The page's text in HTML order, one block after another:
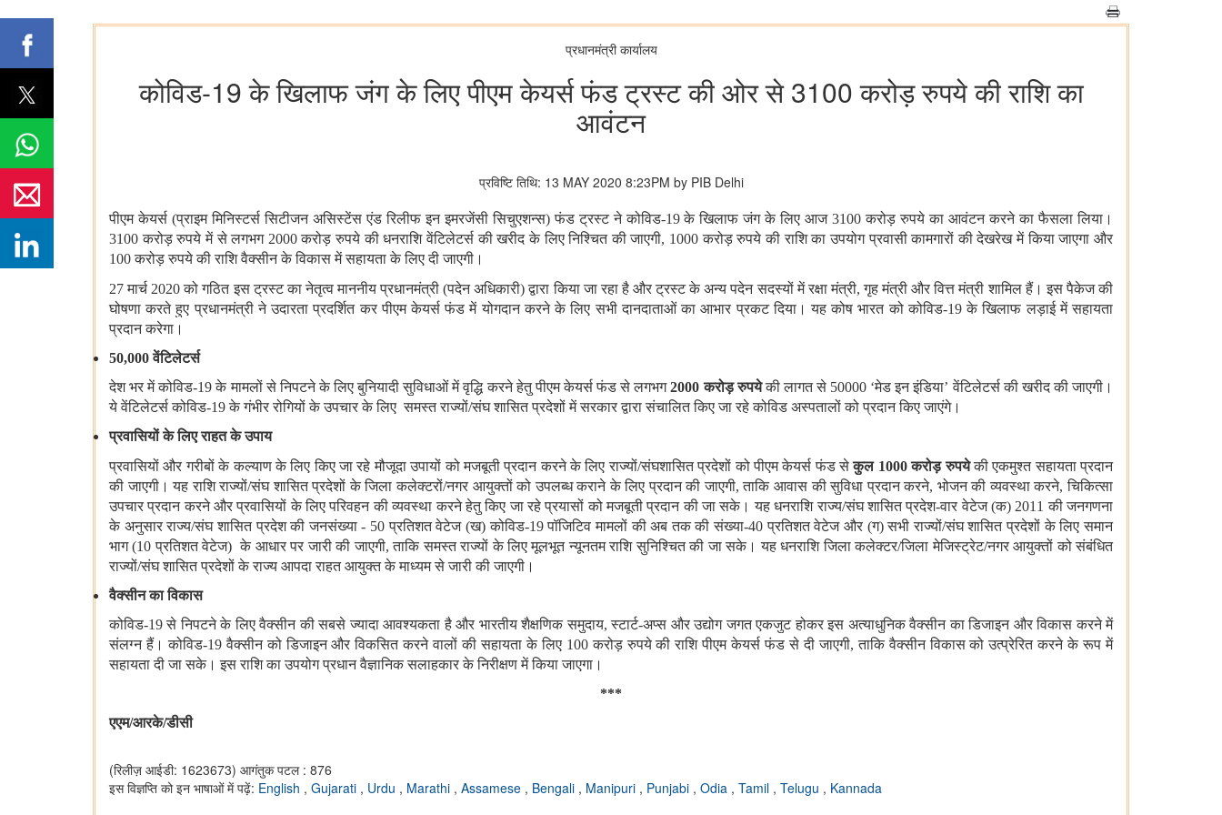
प्रधानमंत्री कार्यालय
कोविड-19 के खिलाफ जंग के लिए पीएम केयर्स फंड ट्रस्‍ट की ओर से 3100 करोड़ रुपये की राशि का
आवंटन
प्रविष्टि तिथि: 13 MAY 2020 8:23PM by PIB Delhi
पीएम केयर्स (प्राइम मिनिस्‍टर्स सिटीजन असिस्‍टेंस एंड रिलीफ इन इमरजेंसी सिचुएशन्‍स) फंड ट्रस्‍ट ने कोविड-19 के खिलाफ जंग के लिए आज 3100 करोड़ रुपये का आवंटन करने का फैसला लिया।
3100 करोड़ रुपये में से लगभग 2000 करोड़ रुपये की धनराशि वेंटिलेटर्स की खरीद के लिए निश्चित की जाएगी, 1000 करोड़ रुपये की राशि का उपयोग प्रवासी कामगारों की देखरेख में किया जाएगा और
100 करोड़ रुपये की राशि वैक्‍सीन के विकास में सहायता के लिए दी जाएगी।
27 मार्च 2020 को गठित इस ट्रस्ट का नेतृत्व माननीय प्रधानमंत्री (पदेन अधिकारी) द्वारा किया जा रहा है और ट्रस्ट के अन्य पदेन सदस्यों में रक्षा मंत्री, गृह मंत्री और वित्त मंत्री शामिल हैं। इस पैकेज की
घोषणा करते हुए प्रधानमंत्री ने उदारता प्रदर्शित कर पीएम केयर्स फंड में योगदान करने के लिए सभी दानदाताओं का आभार प्रकट दिया। यह कोष भारत को कोविड-19 के खिलाफ लड़ाई में सहायता
प्रदान करेगा।
50,000 वेंटिलेटर्स
देश भर में कोविड-19 के मामलों से निपटने के लिए बुनि‍यादी सुविधाओं में वृद्धि करने हेतु पीएम केयर्स फंड से लगभग2000 करोड़ रुपयेकी लागत से 50000 ‘मेड इन इंडिया’ वेंटिलेटर्स की खरीद की जाएगी।
ये वेंटिलेटर्स कोविड-19 के गंभीर रोगियों के उपचार के लिए समस्‍त राज्‍यों/संघ शासित प्रदेशों में सरकार द्वारा संचालित किए जा रहे कोविड अस्‍पतालों को प्रदान किए जाएंगे।
प्रवासियों के लिए राहत के उपाय
प्रवासियों और गरीबों के कल्‍याण के लिए किए जा रहे मौजूदा उपायों को मजबूती प्रदान करने के लिए राज्‍यों/संघशासित प्रदेशों को पीएम केयर्स फंड सेकुल 1000 करोड़ रुपयेकी एकमुश्‍त सहायता प्रदान
की जाएगी। यह राशि राज्‍यों/संघ शासित प्रदेशों के जिला कलेक्‍टरों/नगर आयुक्‍तों को उपलब्‍ध कराने के लिए प्रदान की जाएगी, ताकि आवास की सुविधा प्रदान करने, भोजन की व्यवस्था करने, चिकित्सा
उपचार प्रदान करने और प्रवासियों के लिए परिवहन की व्यवस्था करने हेतु किए जा रहे प्रयासों को मजबूती प्रदान की जा सके। यह धनराशि राज्‍य/संघ शासित प्रदेश-वार वेटेज (क) 2011 की जनगणना
के अनुसार राज्‍य/संघ शासित प्रदेश की जनसंख्या - 50 प्रतिशत वेटेज (ख) कोविड-19 पॉजिटिव मामलों की अब तक की संख्‍या-40 प्रतिशत वेटेज और (ग) सभी राज्‍यों/संघ शासित प्रदेशों के लिए समान
भाग (10 प्रतिशत वेटेज) के आधार पर जारी की जाएगी, ताकि समस्‍त राज्‍यों के लिए मूलभूत न्‍यूनतम राशि सुनिश्चित की जा सके। यह धनराशि जिला कलेक्‍टर/जिला मेजिस्‍ट्रेट/नगर आयुक्‍तों को संबंधित
राज्‍यों/संघ शासित प्रदेशों के राज्‍य आपदा राहत आयुक्‍त के माध्‍यम से जारी की जाएगी।
वैक्‍सीन का विकास
कोविड-19 से निपटने के लिए वैक्‍सीन की सबसे ज्‍यादा आवश्‍यकता है और भारतीय शैक्षणिक समुदाय, स्‍टार्ट-अप्‍स और उद्योग जगत एकजुट होकर इस अत्‍याधुनिक वैक्‍सीन का डिजाइन और विकास करने में
संलग्‍न हैं। कोविड-19 वैक्‍सीन को डिजाइन और विकसित करने वालों की सहायता के लिए 100 करोड़ रुपये की राशि पीएम केयर्स फंड से दी जाएगी, ताकि वैक्‍सीन विकास को उत्‍प्रेरित करने के रूप में
सहायता दी जा सके। इस राशि का उपयोग प्रधान वैज्ञानिक सलाहकार के निरीक्षण में किया जाएगा।
***
एएम/आरके/डीसी
(रिलीज़ आईडी: 1623673) आगंतुक पटल : 876
इस विज्ञप्ति को इन भाषाओं में पढ़ें: English , Gujarati , Urdu , Marathi , Assamese , Bengali , Manipuri , Punjabi , Odia , Tamil , Telugu , Kannada